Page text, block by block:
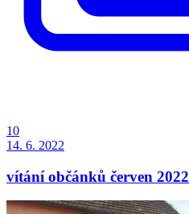
10
14. 6. 2022
vítání občánků červen 2022